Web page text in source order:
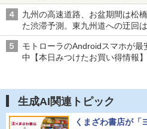
捧げたら、思わぬ絶景に出会っ
九州の高速道路、お盆期間は松
た渋滞予測。東九州道への迂回
モトローラのAndroidスマホが
中【本日みつけたお買い得情報】
生成AI関連トピック
くまざわ書店が「